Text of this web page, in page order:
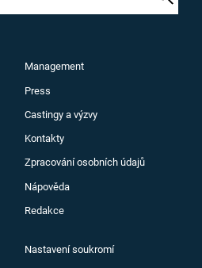
Management
Press
Castingy a výzvy
Kontakty
Zpracování osobních údajů
Nápověda
Redakce
Nastavení soukromí